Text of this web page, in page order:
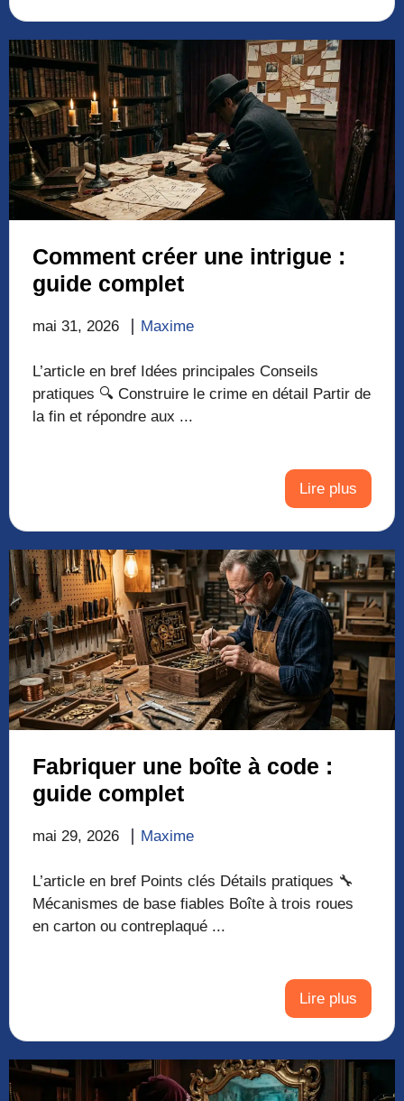
Comment créer une intrigue :
guide complet
mai 31, 2026 Maxime
L’article en bref Idées principales Conseils
pratiques 🔍 Construire le crime en détail Partir de
la fin et répondre aux ...
Lire plus
Fabriquer une boîte à code :
guide complet
mai 29, 2026 Maxime
L’article en bref Points clés Détails pratiques 🔧
Mécanismes de base fiables Boîte à trois roues
en carton ou contreplaqué ...
Lire plus